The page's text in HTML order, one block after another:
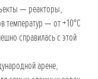
— реакторы,
температур — от +10°C
справилась с этой
арене,